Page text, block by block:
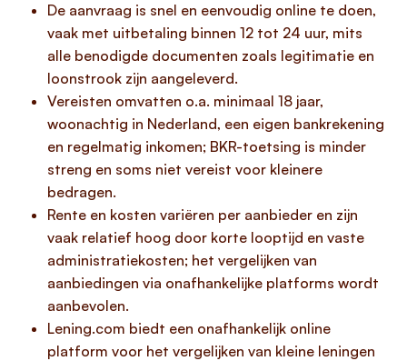
De aanvraag is snel en eenvoudig online te doen,
vaak met uitbetaling binnen 12 tot 24 uur, mits
alle benodigde documenten zoals legitimatie en
loonstrook zijn aangeleverd.
Vereisten omvatten o.a. minimaal 18 jaar,
woonachtig in Nederland, een eigen bankrekening
en regelmatig inkomen; BKR-toetsing is minder
streng en soms niet vereist voor kleinere
bedragen.
Rente en kosten variëren per aanbieder en zijn
vaak relatief hoog door korte looptijd en vaste
administratiekosten; het vergelijken van
aanbiedingen via onafhankelijke platforms wordt
aanbevolen.
Lening.com biedt een onafhankelijk online
platform voor het vergelijken van kleine leningen